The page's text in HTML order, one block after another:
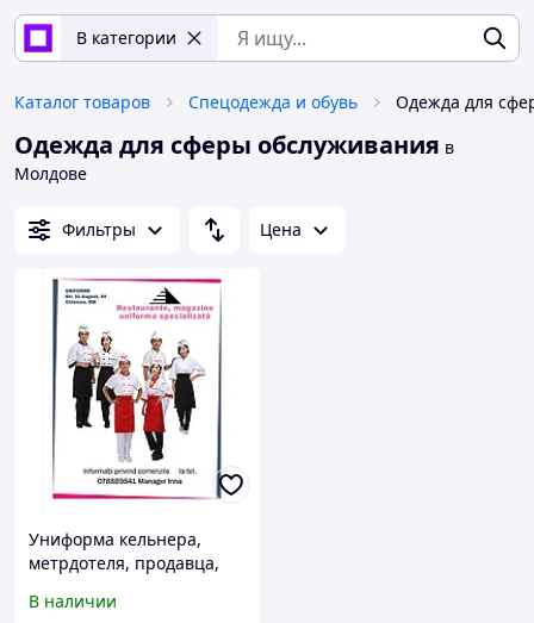
В категории
Каталог товаров Спецодежда и обувь Одежда для
Одежда для сферы обслуживания в
Молдове
Фильтры Цена
Униформа кельнера,
метрдотеля, продавца,
В наличии